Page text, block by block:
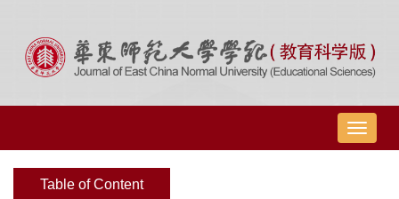
导
航
Table of Content